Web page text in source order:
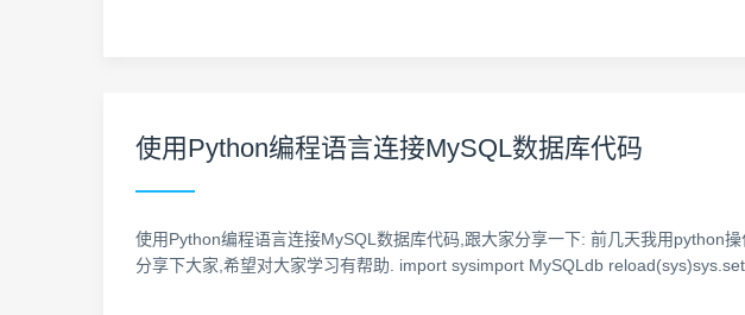
使用Python编程语言连接MySQL数据库代码
使用Python编程语言连接MySQL数据库代码,跟大家分享一下: 前几天我用python
分享下大家,希望对大家学习有帮助. import sysimport MySQLdb